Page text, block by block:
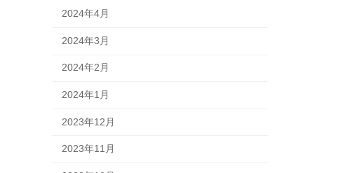
2024年4月
2024年3月
2024年2月
2024年1月
2023年12月
2023年11月